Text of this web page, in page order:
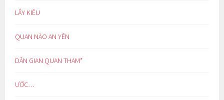
LẨY KIỀU
QUAN NÀO AN YÊN
DÂN GIAN QUAN THAM*
ƯỚC…